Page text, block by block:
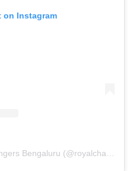
on Instagram
A post shared by Royal Challengers Bengaluru (@royalchallengers.bengaluru)